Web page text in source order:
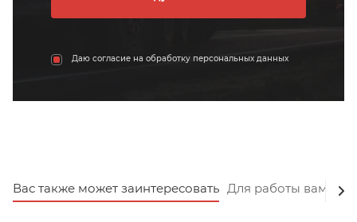
Даю согласие на обработку персональных данных
Вас также может заинтересовать Для работы вам